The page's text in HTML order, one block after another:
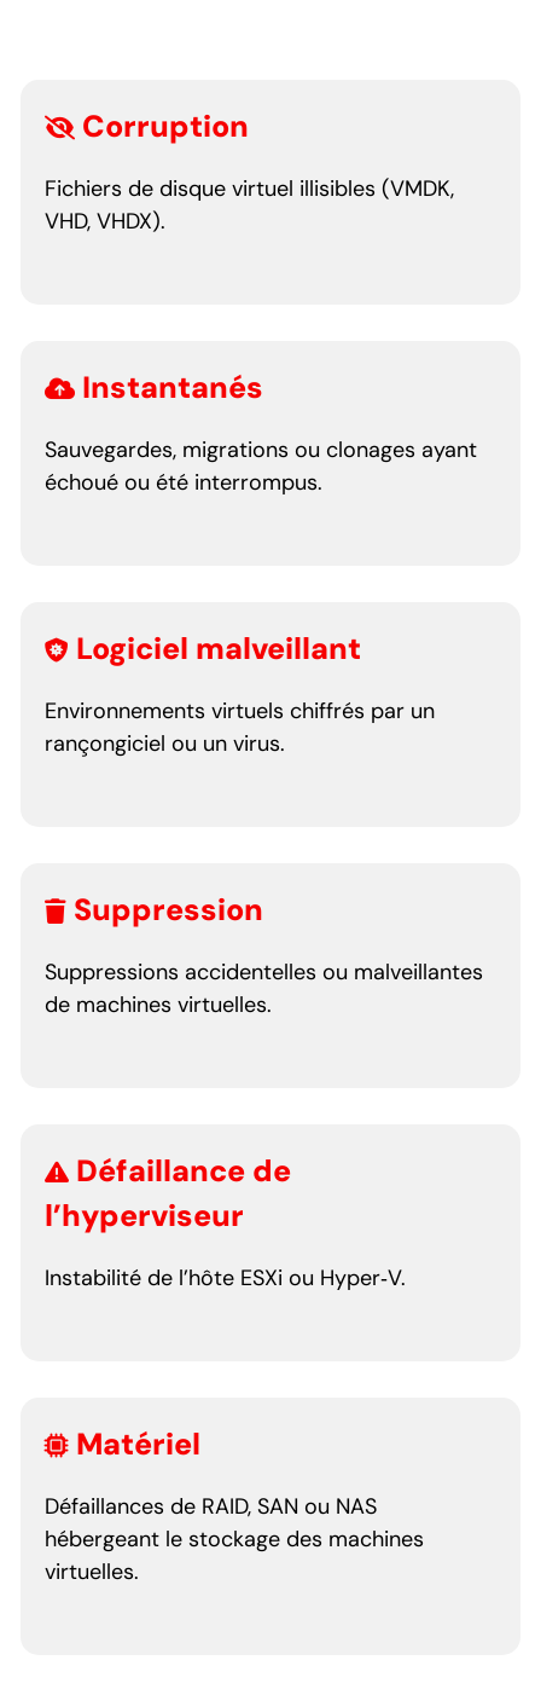
Corruption
Fichiers de disque virtuel illisibles (VMDK,
VHD, VHDX).
Instantanés
Sauvegardes, migrations ou clonages ayant
échoué ou été interrompus.
Logiciel malveillant
Environnements virtuels chiffrés par un
rançongiciel ou un virus.
Suppression
Suppressions accidentelles ou malveillantes
de machines virtuelles.
Défaillance de
l’hyperviseur
Instabilité de l’hôte ESXi ou Hyper‑V.
Matériel
Défaillances de RAID, SAN ou NAS
hébergeant le stockage des machines
virtuelles.